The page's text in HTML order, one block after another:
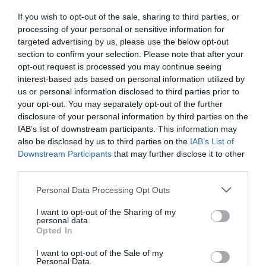
If you wish to opt-out of the sale, sharing to third parties, or
processing of your personal or sensitive information for
targeted advertising by us, please use the below opt-out
section to confirm your selection. Please note that after your
opt-out request is processed you may continue seeing
interest-based ads based on personal information utilized by
us or personal information disclosed to third parties prior to
your opt-out. You may separately opt-out of the further
disclosure of your personal information by third parties on the
IAB’s list of downstream participants. This information may
also be disclosed by us to third parties on the IAB’s List of
Downstream Participants that may further disclose it to other
Please note that this website/app uses one or more Google
not limited to your visit or usage behaviour. You may click to
grant or deny consent to Google and its third-party tags to
use your data for below specified purposes in below Google
consent section.
Personal Data Processing Opt Outs
I want to opt-out of the Sharing of my
personal data.
Opted In
I want to opt-out of the Sale of my
Personal Data.
378 144 219
11 h 27 min
One Teaspoon And All The Worms In The Body
Die Instantly